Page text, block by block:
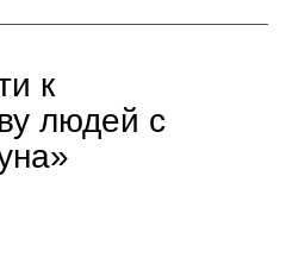
к
людей с